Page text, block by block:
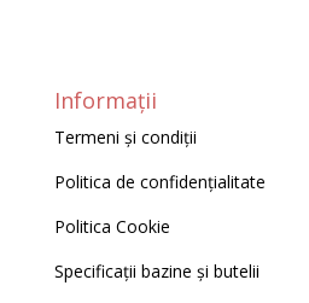
Informații
Termeni și condiții
Politica de confidențialitate
Politica Cookie
Specificații bazine și butelii